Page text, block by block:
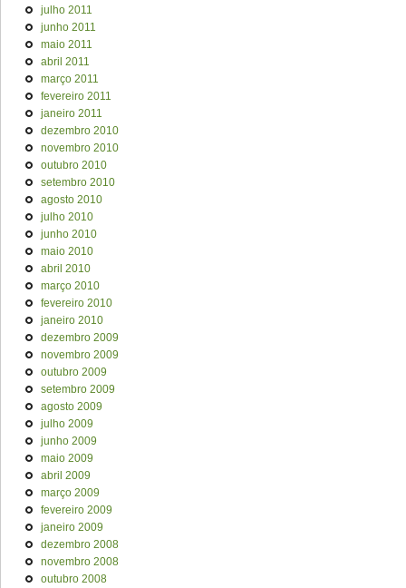
julho 2011
junho 2011
maio 2011
abril 2011
março 2011
fevereiro 2011
janeiro 2011
dezembro 2010
novembro 2010
outubro 2010
setembro 2010
agosto 2010
julho 2010
junho 2010
maio 2010
abril 2010
março 2010
fevereiro 2010
janeiro 2010
dezembro 2009
novembro 2009
outubro 2009
setembro 2009
agosto 2009
julho 2009
junho 2009
maio 2009
abril 2009
março 2009
fevereiro 2009
janeiro 2009
dezembro 2008
novembro 2008
outubro 2008